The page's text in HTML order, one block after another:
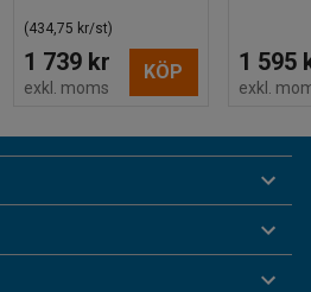
1 739 kr
(434,75 kr/st)
exkl. moms
KÖP 1 595
exkl.